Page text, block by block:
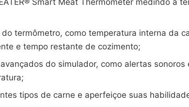
Smart Meat Thermometer medindo a
termômetro, como temperatura interna da
e tempo restante de cozimento;
do simulador, como alertas sonoros
tipos de carne e aperfeiçoe suas